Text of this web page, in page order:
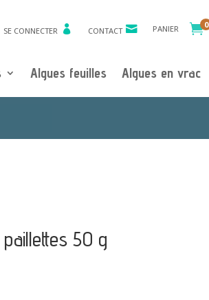
SE CONNECTER CONTACT PANIER 0
Algues feuilles Algues en vrac
50 g